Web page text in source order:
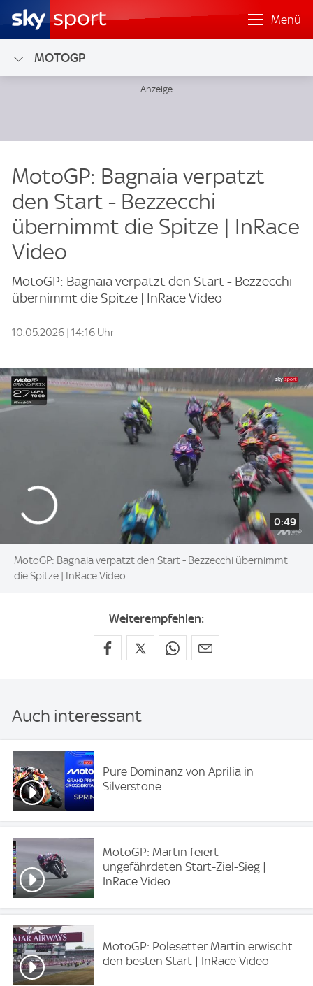
Menü
MOTOGP
MotoGP: Bagnaia verpatzt
den Start - Bezzecchi
übernimmt die Spitze | InRace
Video
MotoGP: Bagnaia verpatzt den Start - Bezzecchi
übernimmt die Spitze | InRace Video
10.05.2026 | 14:16 Uhr
0:49
MotoGP: Bagnaia verpatzt den Start - Bezzecchi übernimmt
die Spitze | InRace Video
Weiterempfehlen:
Auch interessant
Pure Dominanz von Aprilia in
Silverstone
MotoGP: Martin feiert
ungefährdeten Start-Ziel-Sieg |
InRace Video
MotoGP: Polesetter Martin erwischt
den besten Start | InRace Video